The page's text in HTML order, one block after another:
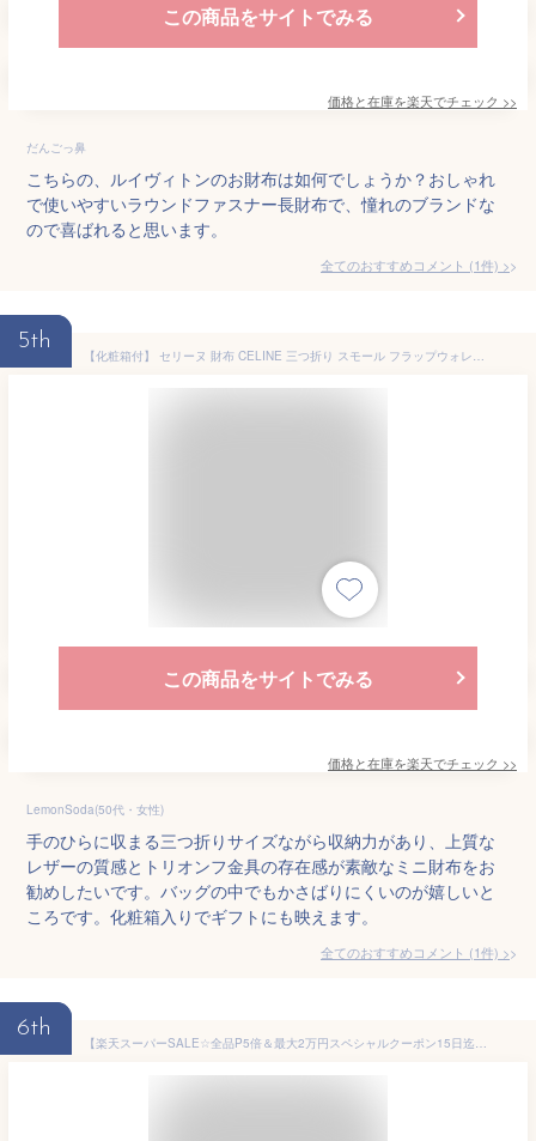
この商品をサイトでみる
価格と在庫を楽天でチェック >>
だんごっ鼻
こちらの、ルイヴィトンのお財布は如何でしょうか？おしゃれ
で使いやすいラウンドファスナー長財布で、憧れのブランドな
ので喜ばれると思います。
全てのおすすめコメント (1件) >
5th
【化粧箱付】 セリーヌ 財布 CELINE 三つ折り スモール フラップウォレット トリオンフ 10D782CQH.04LU 並行輸入 CELINE レディース ブランド 正規品 新品 ギフト プレゼント 女性 女友達 誕生日 ミニ財布
この商品をサイトでみる
価格と在庫を楽天でチェック >>
LemonSoda(50代・女性)
手のひらに収まる三つ折りサイズながら収納力があり、上質な
レザーの質感とトリオンフ金具の存在感が素敵なミニ財布をお
勧めしたいです。バッグの中でもかさばりにくいのが嬉しいと
ころです。化粧箱入りでギフトにも映えます。
全てのおすすめコメント (1件) >
6th
【楽天スーパーSALE☆全品P5倍＆最大2万円スペシャルクーポン15日迄】COACH コーチ ショルダーバッグ Tabby タビー CH857 レディース レザー ハンドバッグ クロスボディ 鞄 女性用 婦人用